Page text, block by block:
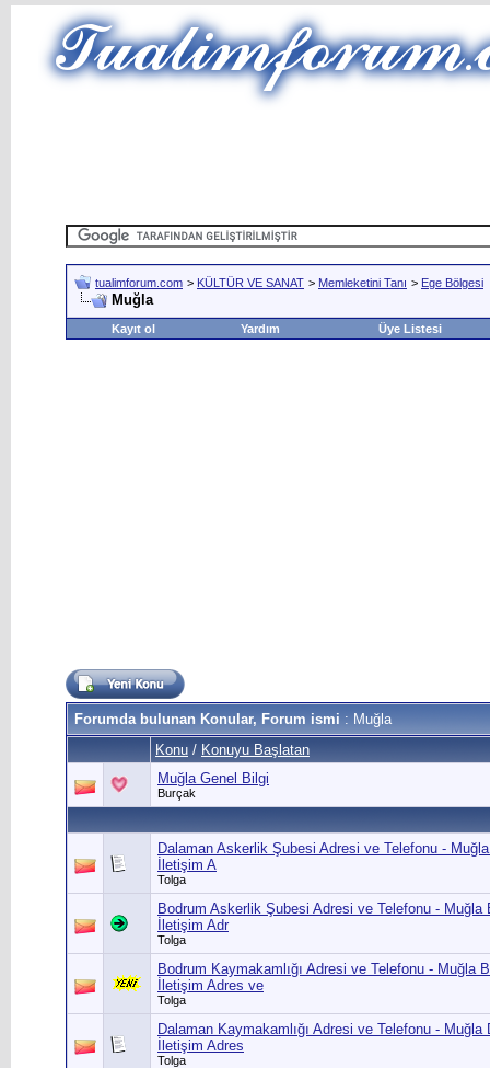
tualimforum.com > KÜLTÜR VE SANAT > Memleketini Tanı > Ege Bölgesi
Muğla
Kayıt ol Yardım Üye Listesi
Forumda bulunan Konular, Forum ismi : Muğla
Konu / Konuyu Başlatan
Muğla Genel Bilgi
Burçak
Dalaman Askerlik Şubesi Adresi ve Telefonu -
İletişim A
Tolga
Bodrum Askerlik Şubesi Adresi ve Telefonu -
İletişim Adr
Tolga
Bodrum Kaymakamlığı Adresi ve Telefonu - Muğla
İletişim Adres ve
Tolga
Dalaman Kaymakamlığı Adresi ve Telefonu - Muğla
İletişim Adres
Tolga